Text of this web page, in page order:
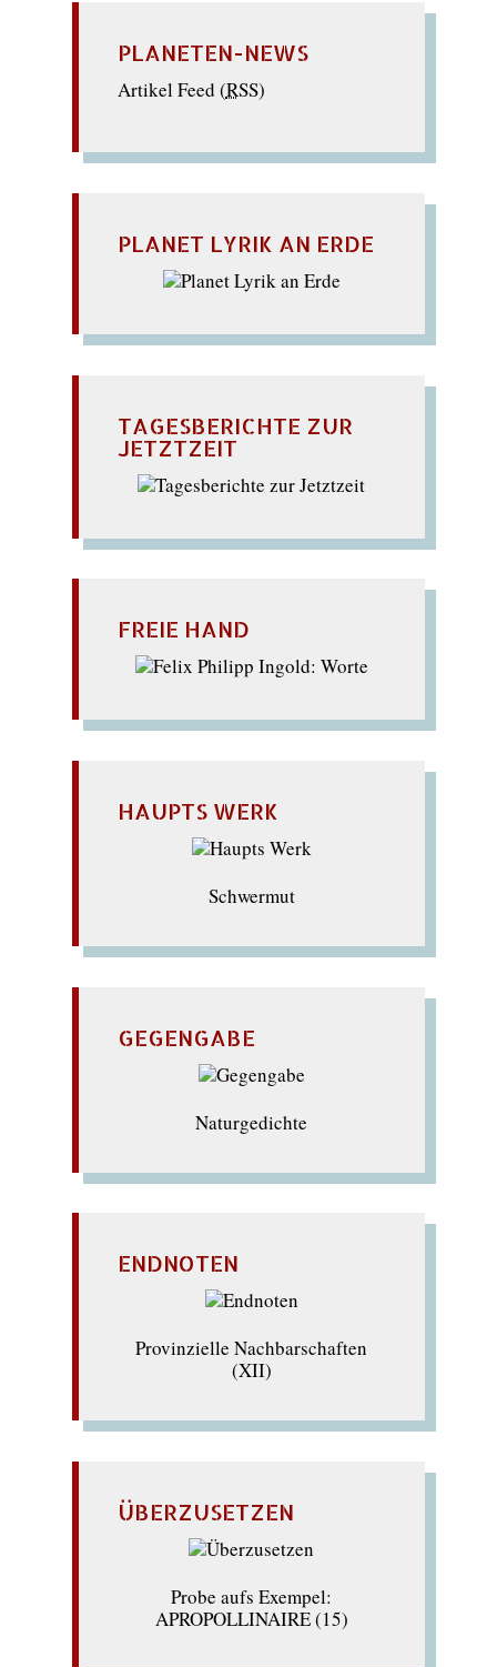
PLANETEN-NEWS
Artikel Feed (RSS)
PLANET LYRIK AN ERDE
TAGESBERICHTE ZUR
JETZTZEIT
FREIE HAND
HAUPTS WERK
Schwermut
GEGENGABE
Naturgedichte
ENDNOTEN
Provinzielle Nachbarschaften
(XII)
ÜBERZUSETZEN
Probe aufs Exempel:
APROPOLLINAIRE (15)